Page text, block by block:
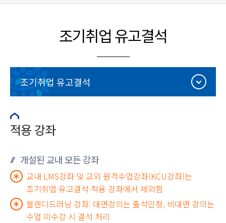
조기취업 유고결석
조기취업 유고결석
적용 강좌
개설된 교내 모든 강좌
교내 LMS강좌 및 교외 원격수업강좌(KCU강좌)는
조기취업 유고결석 적용 강좌에서 제외함
블렌디드러닝 강좌: 대면강의는 출석인정, 비대면 강의는
수업 미수강 시 결석 처리